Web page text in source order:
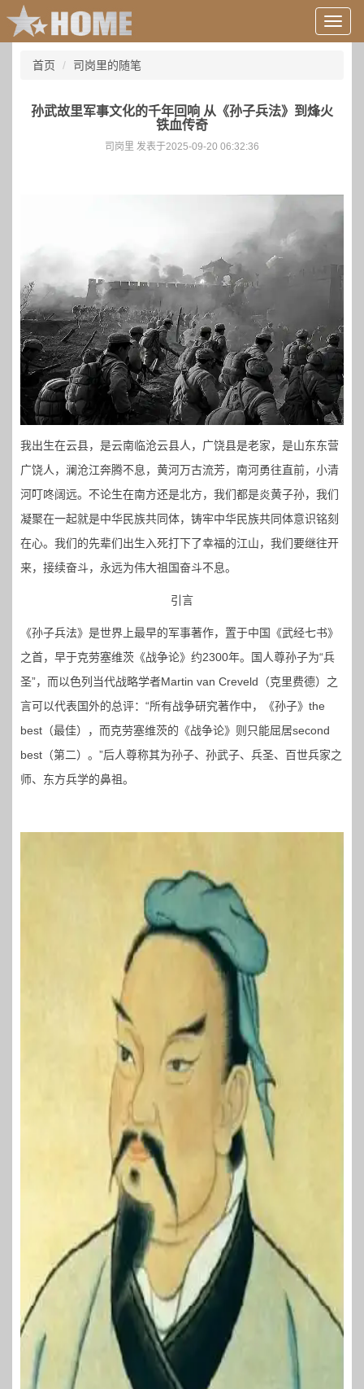
用
户
等
首页 司岗里的随笔
孙武故里军事文化的千年回响 从《孙子兵法》到烽火
铁血传奇
司岗里 发表于2025-09-20 06:32:36
我出生在云县，是云南临沧云县人，广饶县是老家，是山东东营
广饶人，澜沧江奔腾不息，黄河万古流芳，南河勇往直前，小清
河叮咚阔远。不论生在南方还是北方，我们都是炎黄子孙，我们
凝聚在一起就是中华民族共同体，铸牢中华民族共同体意识铭刻
在心。我们的先辈们出生入死打下了幸福的江山，我们要继往开
来，接续奋斗，永远为伟大祖国奋斗不息。
引言
《孙子兵法》是世界上最早的军事著作，置于中国《武经七书》
之首，早于克劳塞维茨《战争论》约2300年。国人尊孙子为“兵
圣”，而以色列当代战略学者Martin van Creveld（克里费德）之
言可以代表国外的总评：“所有战争研究著作中，《孙子》the
best（最佳），而克劳塞维茨的《战争论》则只能屈居second
best（第二）。”后人尊称其为孙子、孙武子、兵圣、百世兵家之
师、东方兵学的鼻祖。